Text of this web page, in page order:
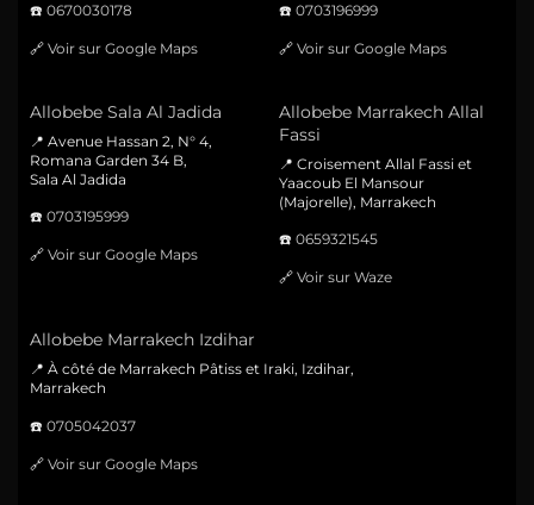
☎️ 0670030178
🔗 Voir sur Google Maps
☎️ 0703196999
🔗 Voir sur Google Maps
Allobebe Sala Al Jadida
📍 Avenue Hassan 2, N° 4,
Romana Garden 34 B,
Sala Al Jadida
☎️ 0703195999
🔗 Voir sur Google Maps
Allobebe Marrakech Allal
Fassi
📍 Croisement Allal Fassi et
Yaacoub El Mansour
(Majorelle), Marrakech
☎️ 0659321545
🔗 Voir sur Waze
Allobebe Marrakech Izdihar
📍 À côté de Marrakech Pâtiss et Iraki, Izdihar,
Marrakech
☎️ 0705042037
🔗 Voir sur Google Maps